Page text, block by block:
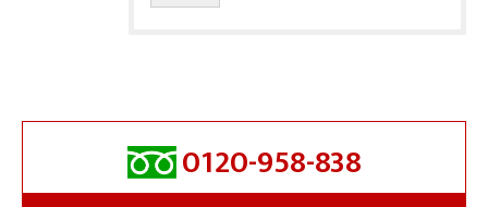
0120-958-838